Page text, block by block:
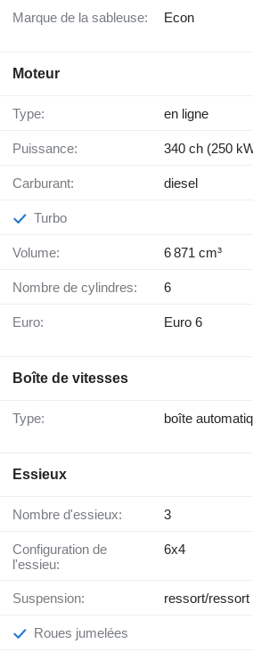
Marque de la sableuse: Econ
Moteur
Type: en ligne
Puissance: 340 ch (250
Carburant: diesel
Turbo
Volume: 6 871 cm³
Nombre de cylindres: 6
Euro: Euro 6
Boîte de vitesses
Type: boîte
Essieux
Nombre d'essieux: 3
Configuration de
l'essieu:
6x4
Suspension: ressort/ressort
Roues jumelées